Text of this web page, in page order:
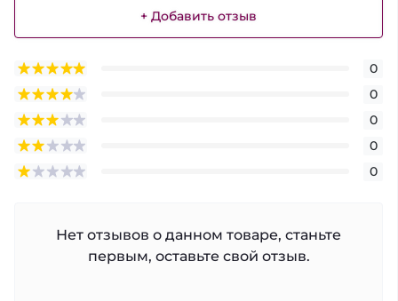
+ Добавить отзыв
0
0
0
0
0
Нет отзывов о данном товаре, станьте
первым, оставьте свой отзыв.